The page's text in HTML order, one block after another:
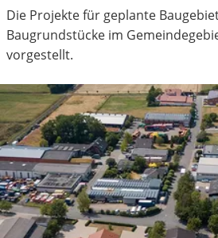
Die Projekte für geplante
Baugrundstücke im
vorgestellt.